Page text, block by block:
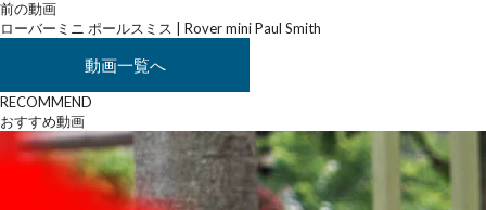
前の動画
ローバーミニ ポールスミス | Rover mini Paul Smith
動画一覧へ
RECOMMEND
おすすめ動画